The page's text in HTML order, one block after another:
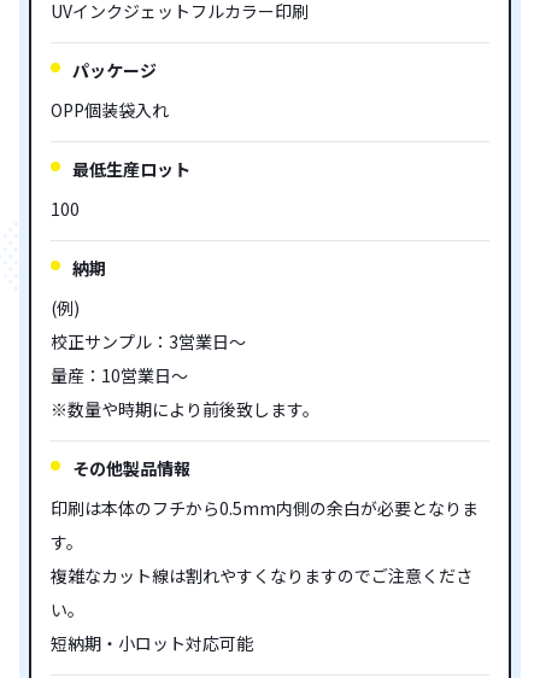
UVインクジェットフルカラー印刷
パッケージ
OPP個装袋入れ
最低生産ロット
100
納期
(例)
校正サンプル：3営業日～
量産：10営業日～
※数量や時期により前後致します。
その他製品情報
印刷は本体のフチから0.5mm内側の余白が必要となりま
す。
複雑なカット線は割れやすくなりますのでご注意くださ
い。
短納期・小ロット対応可能